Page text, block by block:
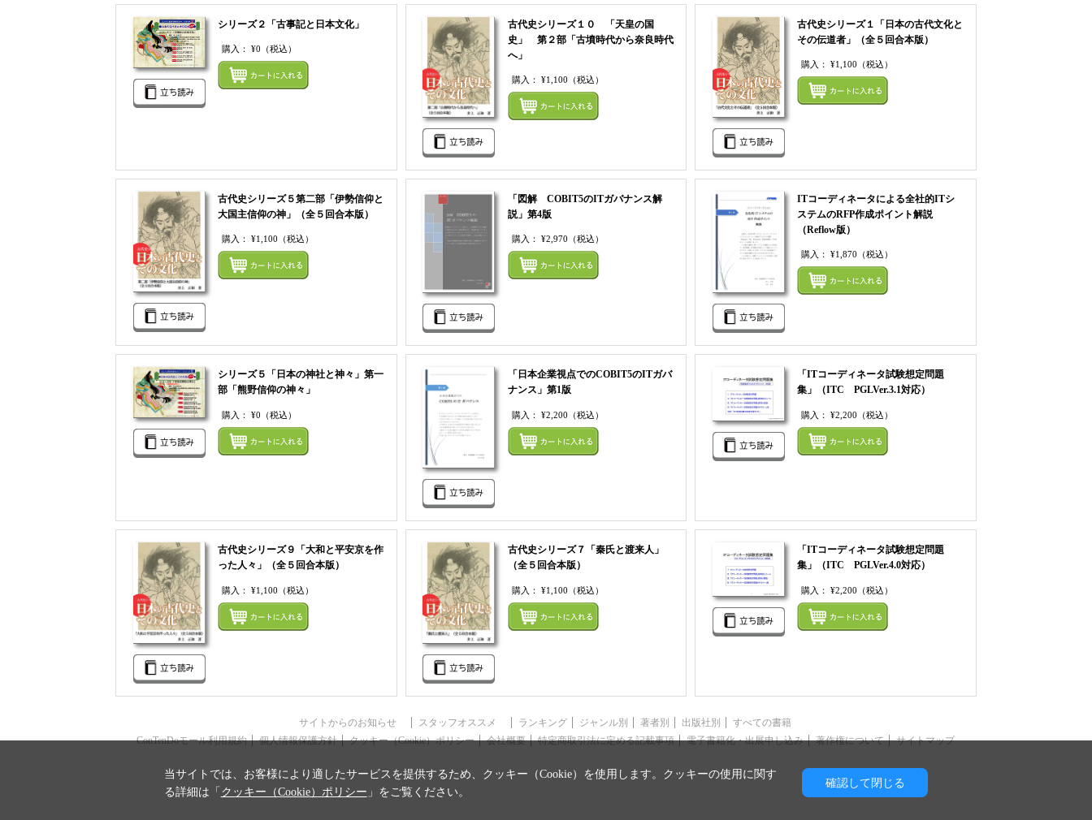
シリーズ２「古事記と日本文化」
購入： ¥0 （税込）
まとめてカートにいれる
古代史シリーズ１０ 「天皇の国
史」 第２部「古墳時代から奈良時代
へ」
購入： ¥1,100 （税込）
まとめてカートにいれる
古代史シリーズ１「日本の古代文化と
その伝道者」（全５回合本版）
購入：¥1,100 （税込）
古代史シリーズ５第二部「伊勢信仰と
大国主信仰の神」（全５回合本版）
購入： ¥1,100 （税込）
まとめてカートにいれる
「図解 COBIT5のITガバナンス解
説」第4版
購入： ¥2,970 （税込）
まとめてカートにいれる
ITコーディネータによる全社的ITシ
ステムのRFP作成ポイント解説
（Reflow版）
購入：¥1,870 （税込）
シリーズ５「日本の神社と神々」第一
部「熊野信仰の神々」
購入： ¥0 （税込）
まとめてカートにいれる
「日本企業視点でのCOBIT5のITガバ
ナンス」第1版
購入： ¥2,200 （税込）
まとめてカートにいれる
「ITコーディネータ試験想定問題
集」（ITC PGLVer.3.1対応）
購入：¥2,200 （税込）
古代史シリーズ９「大和と平安京を作
った人々」（全５回合本版）
購入： ¥1,100 （税込）
まとめてカートにいれる
古代史シリーズ７「秦氏と渡来人」
（全５回合本版）
購入： ¥1,100 （税込）
まとめてカートにいれる
「ITコーディネータ試験想定問題
集」（ITC PGLVer.4.0対応）
購入：¥2,200 （税込）
サイトからのお知らせ スタッフオススメ ランキング ジャンル別 著者別 出版社別
すべての書籍
ConTenDoモール利用規約
個人情報保護方針 クッキー（Cookie）ポリシー 会社概要 特定商取引法に定める記載事項 電子書籍化・出展申し込み 著作権について サイトマップ
当サイトでは、お客様により適したサービスを提供するため、クッキー（Cookie）を使用します。クッキーの使用に関す
る詳細は「 クッキー（Cookie）ポリシー 」をご覧ください。
確認して閉じる